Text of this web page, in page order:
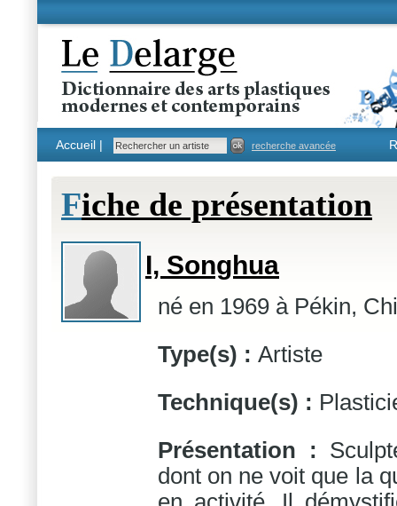
Accueil | recherche avancée
Fiche de présentation
I, Songhua
né en 1969 à Pékin,
Type(s) : Artiste
Technique(s) :
Présentation :
dont on ne voit que la